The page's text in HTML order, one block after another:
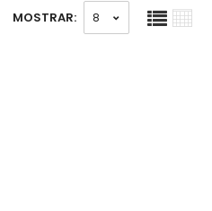
MOSTRAR: